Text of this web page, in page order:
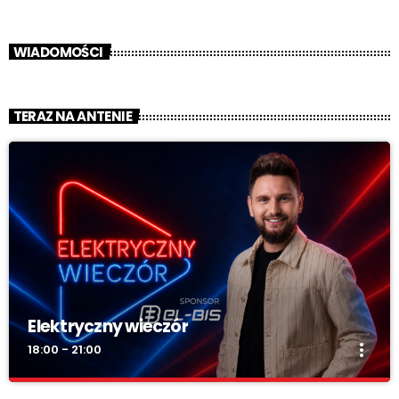
WIADOMOŚCI
TERAZ NA ANTENIE
Elektryczny wieczór
18:00 - 21:00 more_vert